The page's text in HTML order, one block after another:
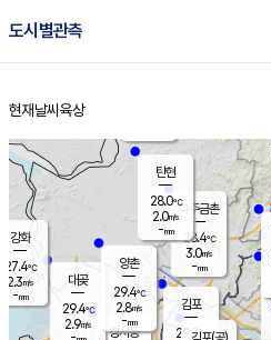
도시별관측
홈
현재날씨 육상
경서동
파주금촌
28.4℃
3.0m/s
-mm
대곶
29.4℃
2.9m/s
탄현
28.0℃
2.0m/s
-mm
김포
29.7℃
양촌
29.4℃
2.8m/s
-mm
강화
27.4℃
2.3m/s
-mm